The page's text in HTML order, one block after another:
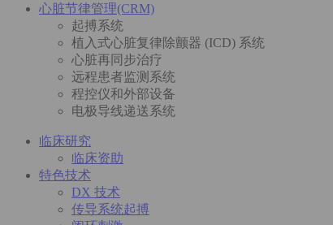
心脏节律管理(CRM)
起搏系统
植入式心脏复律除颤器 (ICD) 系统
心脏再同步治疗
远程患者监测系统
程控仪和外部设备
电极导线递送系统
临床研究
临床资助
特色技术
DX 技术
传导系统起搏